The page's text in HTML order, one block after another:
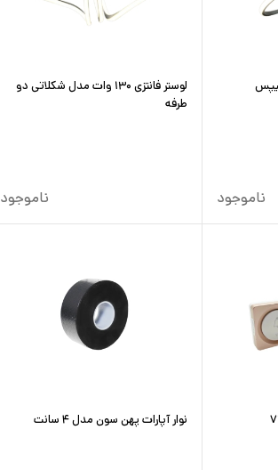
ناموجود
لوستر فانتزی ۱۳۰ وات مدل شکلاتی دو
طرفه
ناموجود
نوار آپارات پهن سون مدل ۴ سانت